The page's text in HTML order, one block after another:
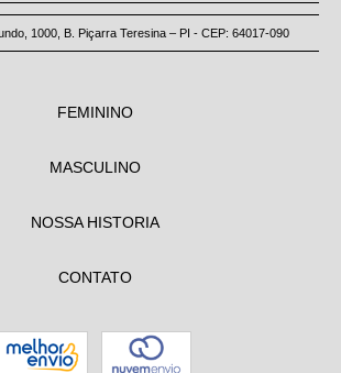
1000, B. Piçarra Teresina – PI - CEP: 64017-090
FEMININO
MASCULINO
NOSSA HISTORIA
CONTATO